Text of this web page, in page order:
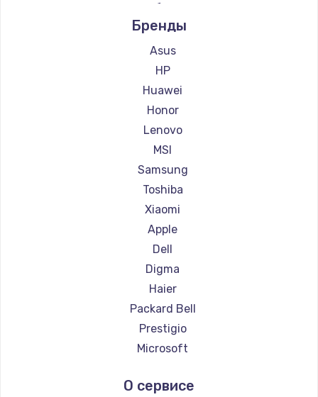
Ремонт ноутбуков Alienware
Ремонт ноутбуков Aquarius
Ремонт ноутбуков Gigabyte
Ремонт ноутбуков Aorus
Ремонт ноутбуков Maibenben
Ремонт ноутбуков Getac
Ремонт ноутбуков Epson
Ремонт ноутбуков Philips
Ремонт ноутбуков LG
Ремонт ноутбуков Panasonic
Ремонт ноутбуков Irbis
Ремонт ноутбуков Thunderobot
Ремонт ноутбуков Hasee
Ремонт ноутбуков ZTE
Ремонт ноутбуков Hiper
Ремонт ноутбуков Evga
Ремонт ноутбуков Google
Ремонт ноутбуков Echips
Ремонт ноутбуков Predator
Бренды
Asus
HP
Huawei
Honor
Lenovo
MSI
Samsung
Toshiba
Xiaomi
Apple
Dell
Digma
Haier
Packard Bell
Prestigio
Microsoft
Aquarius
О сервисе